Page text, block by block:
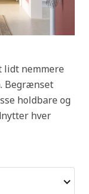
lidt nemmere
Begrænset
holdbare og
hver